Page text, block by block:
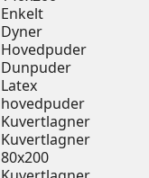
Enkelt
Dyner
Hovedpuder
Dunpuder
Latex
hovedpuder
Kuvertlagner
Kuvertlagner
80x200